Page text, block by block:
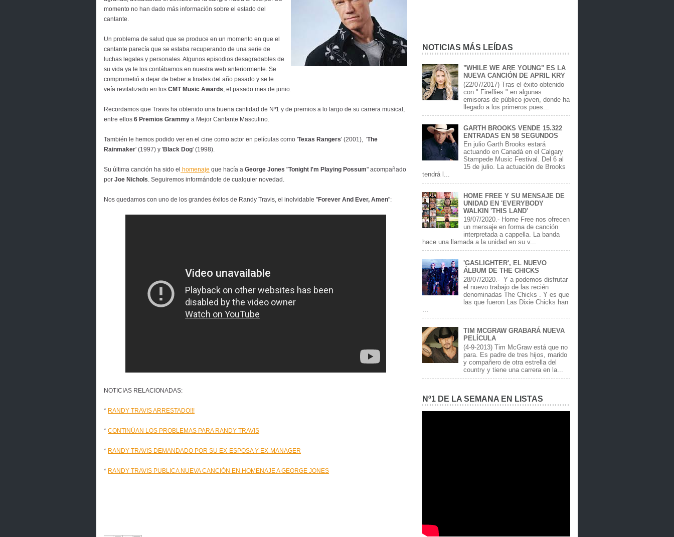
momento no han dado más información sobre el estado del
cantante.
Un problema de salud que se produce en un momento en que el
cantante parecía que se estaba recuperando de una serie de
luchas legales y personales. Algunos episodios desagradables de
su vida ya te los contábamos en nuestra web anteriormente. Se
comprometió a dejar de beber a finales del año pasado y se le
veía revitalizado en los CMT Music Awards, el pasado mes de junio.
Recordamos que Travis ha obtenido una buena cantidad de Nº1 y de premios a lo largo de su carrera musical,
entre ellos 6 Premios Grammy a Mejor Cantante Masculino.
También le hemos podido ver en el cine como actor en películas como 'Texas Rangers' (2001), 'The
Rainmaker' (1997) y 'Black Dog' (1998).
Su última canción ha sido el homenaje que hacía a George Jones "Tonight I'm Playing Possum" acompañado
por Joe Nichols. Seguiremos informándote de cualquier novedad.
Nos quedamos con uno de los grandes éxitos de Randy Travis, el inolvidable "Forever And Ever, Amen":
NOTICIAS RELACIONADAS:
* RANDY TRAVIS ARRESTADO!!!
* CONTINÚAN LOS PROBLEMAS PARA RANDY TRAVIS
* RANDY TRAVIS DEMANDADO POR SU EX-ESPOSA Y EX-MANAGER
* RANDY TRAVIS PUBLICA NUEVA CANCIÓN EN HOMENAJE A GEORGE JONES
NOTICIAS MÁS LEÍDAS
"WHILE WE ARE YOUNG" ES LA
NUEVA CANCIÓN DE APRIL KRY
(22/07/2017) Tras el éxito obtenido
con " Fireflies " en algunas
emisoras de público joven, donde ha
llegado a los primeros pues...
GARTH BROOKS VENDE 15.322
ENTRADAS EN 58 SEGUNDOS
En julio Garth Brooks estará
actuando en Canadá en el Calgary
Stampede Music Festival. Del 6 al
15 de julio. La actuación de Brooks
tendrá l...
HOME FREE Y SU MENSAJE DE
UNIDAD EN 'EVERYBODY
WALKIN 'THIS LAND'
19/07/2020.- Home Free nos ofrecen
un mensaje en forma de canción
interpretada a cappella. La banda
hace una llamada a la unidad en su v...
'GASLIGHTER', EL NUEVO
ÁLBUM DE THE CHICKS
28/07/2020.- Y a podemos disfrutar
el nuevo trabajo de las recién
denominadas The Chicks . Y es que
las que fueron Las Dixie Chicks han
...
TIM MCGRAW GRABARÁ NUEVA
PELÍCULA
(4-9-2013) Tim McGraw está que no
para. Es padre de tres hijos, marido
y compañero de otra estrella del
country y tiene una carrera en la...
Nº1 DE LA SEMANA EN LISTAS